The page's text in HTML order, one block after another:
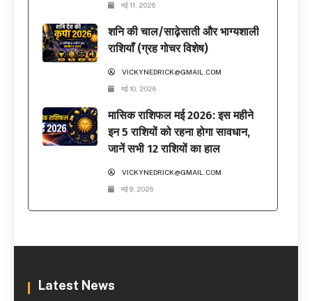
मई 11, 2026
शनि की चाल/साढ़ेसाती और भाग्यशाली
राशियाँ (ग्रह गोचर विशेष)
VICKYNEDRICK@GMAIL.COM
मई 10, 2026
मासिक राशिफल मई 2026: इस महीने
इन 5 राशियों को रहना होगा सावधान,
जानें सभी 12 राशियों का हाल
VICKYNEDRICK@GMAIL.COM
मई 9, 2026
Latest News